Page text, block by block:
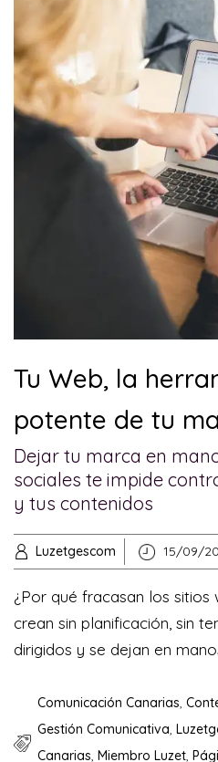
Tu Web, la
potente de tu
Dejar tu marca en
sociales te impide
y tus contenidos
Luzetgescom 15/09/
¿Por qué fracasan los sitios
crean sin planificación, sin
dirigidos y se dejan en
Comunicación Canarias,
Gestión Comunicativa,
Canarias, Miembro Luzet,